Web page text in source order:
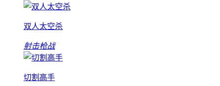
双人太空杀
射击枪战
切割高手